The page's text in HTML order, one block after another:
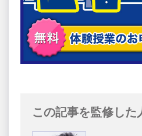
この記事を監修した